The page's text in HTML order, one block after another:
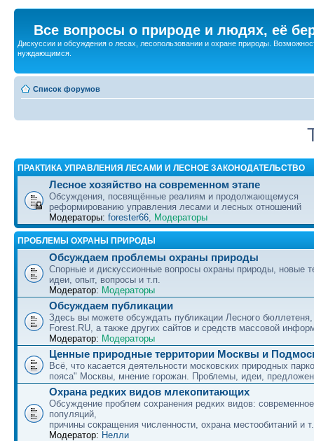
Все вопросы о природе и людях, её
Дискуссии и обсуждения о лесах, лесопользовании и охране природы.
нуждающимся.
Список форумов
ПРАКТИКА УПРАВЛЕНИЯ ЛЕСАМИ И ЛЕСНОЕ ЗАКОНОДАТЕЛЬСТВО
Лесное хозяйство на современном этапе
Обсуждения, посвящённые реалиям и продолжающемуся
реформированию управления лесами и лесных отношений
Модераторы: forester66, Модераторы
ПРОБЛЕМЫ ОХРАНЫ ПРИРОДЫ
Обсуждаем проблемы охраны природы
Спорные и дискуссионные вопросы охраны природы, новые
идеи, опыт, вопросы и т.п.
Модератор: Модераторы
Обсуждаем публикации
Здесь вы можете обсуждать публикации Лесного бюллетеня,
Forest.RU, а также других сайтов и средств массовой
Модератор: Модераторы
Ценные природные территории Москвы и
Всё, что касается деятельности московских природных
пояса" Москвы, мнение горожан. Проблемы, идеи,
Охрана редких видов млекопитающих
Обсуждение проблем сохранения редких видов:
популяций,
причины сокращения численности, охрана местообитаний и
Модератор: Нелли